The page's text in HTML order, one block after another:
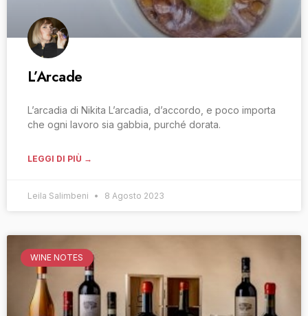
L’Arcade
L’arcadia di Nikita L’arcadia, d’accordo, e poco importa
che ogni lavoro sia gabbia, purché dorata.
LEGGI DI PIÙ →
Leila Salimbeni 8 Agosto 2023
WINE NOTES